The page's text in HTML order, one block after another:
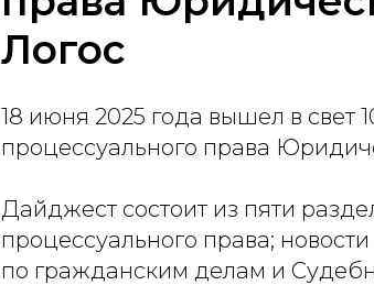
Логос
18 июня 2025 года вышел в свет
процессуального права
Дайджест состоит из пяти
процессуального права;
по гражданским делам и